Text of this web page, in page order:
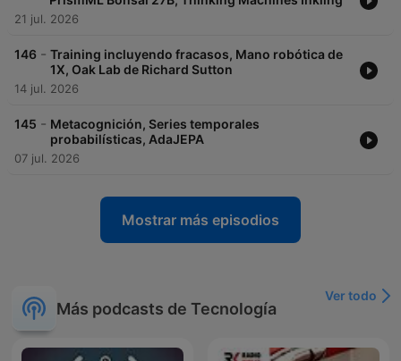
21 jul. 2026
146 - Training incluyendo fracasos, Mano robótica de
1X, Oak Lab de Richard Sutton
14 jul. 2026
145 - Metacognición, Series temporales
probabilísticas, AdaJEPA
07 jul. 2026
Mostrar más episodios
Más podcasts de Tecnología
Ver todo